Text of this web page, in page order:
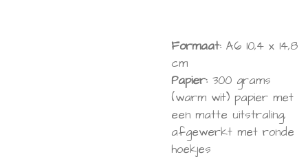
Formaat: A6 10,4 x 14,8
cm
Papier: 300 grams
(warm wit) papier met
een matte uitstraling,
afgewerkt met ronde
hoekjes